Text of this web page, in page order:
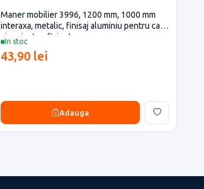
In stoc
Maner mobilier 3996, 1200 mm, 1000 mm
interaxa, metalic, finisaj aluminiu pentru casa
si proiecte eficiente
43,90 lei
Adauga